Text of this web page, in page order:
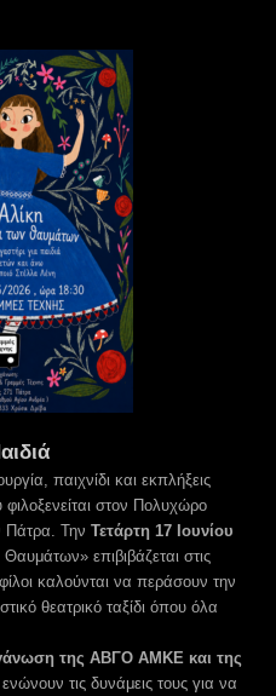
παιχνίδι και εκπλήξεις
στον Πολυχώρο
Πάτρα. Την Τετάρτη 17 Ιουνίου
επιβιβάζεται στις
καλούνται να περάσουν την
θεατρικό ταξίδι όπου όλα
της ΑΒΓΟ ΑΜΚΕ και της
τις δυνάμεις τους για να